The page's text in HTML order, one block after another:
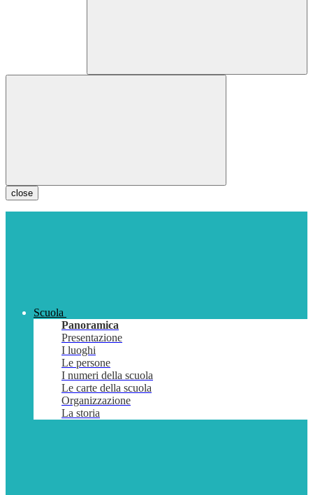
close
Scuola
Panoramica
Presentazione
I luoghi
Le persone
I numeri della scuola
Le carte della scuola
Organizzazione
La storia